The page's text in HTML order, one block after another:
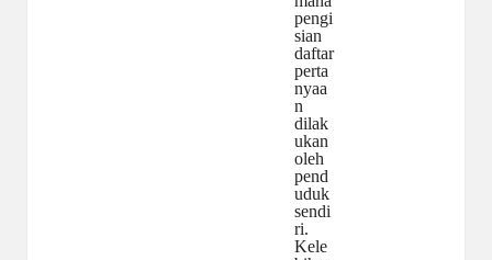
pengi
sian
daftar
perta
nyaa
n
dilak
ukan
oleh
pend
uduk
sendi
ri.
Kele